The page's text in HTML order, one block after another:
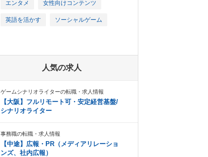
エンタメ 女性向けコンテンツ
英語を活かす ソーシャルゲーム
人気の求人
ゲームシナリオライターの転職・求人情報
【大阪】フルリモート可・安定経営基盤/
シナリオライター
事務職の転職・求人情報
【中途】広報・PR（メディアリレーショ
ンズ、社内広報）